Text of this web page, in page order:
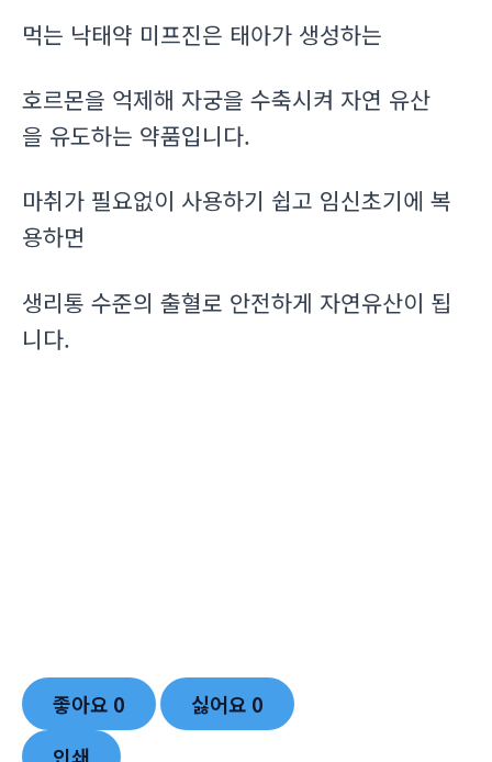
먹는 낙태약 미프진은 태아가 생성하는
호르몬을 억제해 자궁을 수축시켜 자연 유산
을 유도하는 약품입니다.
마취가 필요없이 사용하기 쉽고 임신초기에 복
용하면
생리통 수준의 출혈로 안전하게 자연유산이 됩
니다.
좋아요 0 싫어요 0